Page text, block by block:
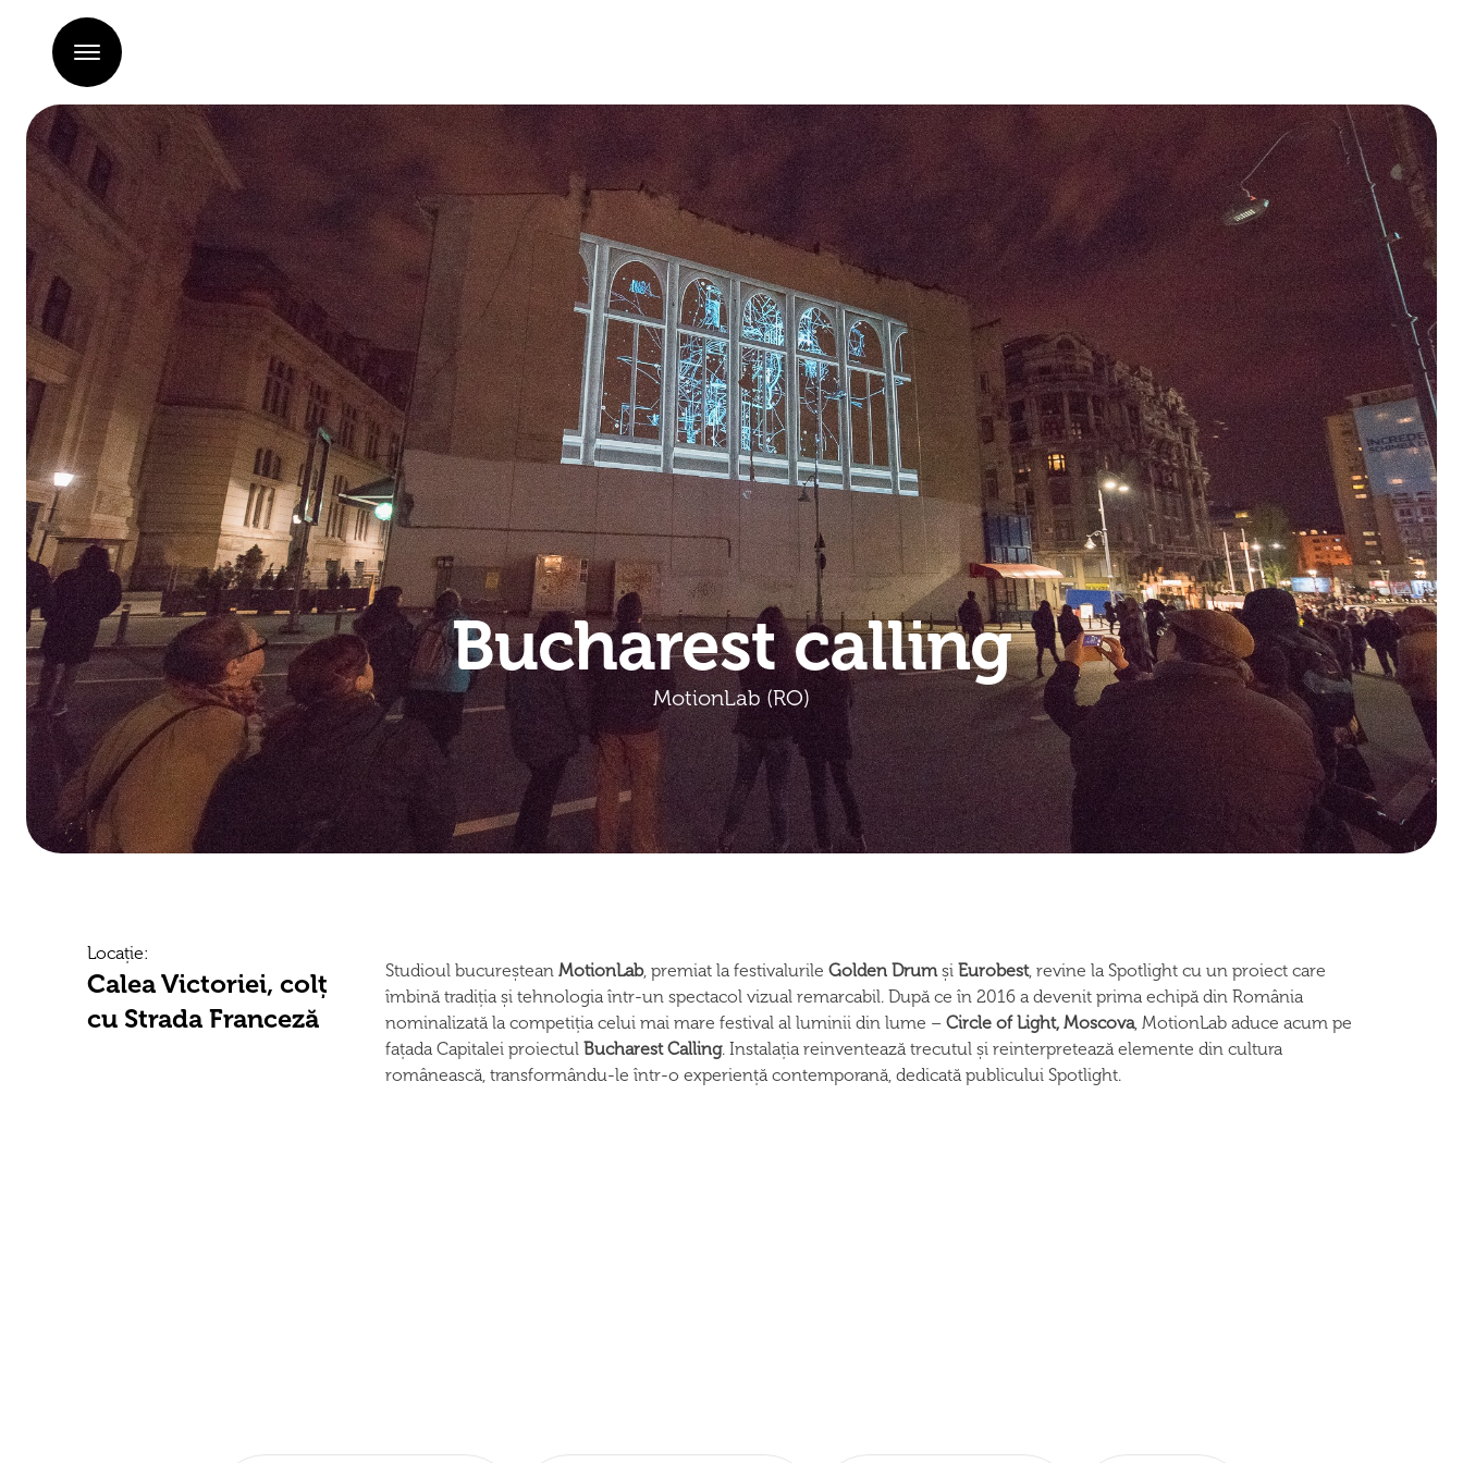
Bucharest calling
MotionLab (RO)
Locație:
Calea Victoriei, colț
cu Strada Franceză
Studioul bucureștean MotionLab, premiat la festivalurile Golden Drumși Eurobest, revine la Spotlight cu un proiect care
îmbină tradiția și tehnologia într-un spectacol vizual remarcabil. După ce în 2016 a devenit prima echipă din România
nominalizată la competiția celui mai mare festival al luminii din lume – Circle of Light, Moscova, MotionLab aduce acum pe
fațada Capitalei proiectul Bucharest Calling. Instalația reinventează trecutul și reinterpretează elemente din cultura
românească, transformându-le într-o experiență contemporană, dedicată publicului Spotlight.